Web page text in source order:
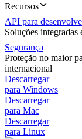
Recursos
API para
Soluções integradas
Segurança
Proteção no maior
internacional
Descarregar
para Windows
Descarregar
para Mac
Descarregar
para Linux